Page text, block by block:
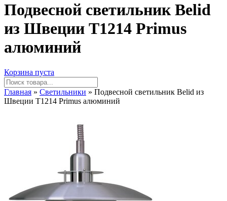
Подвесной светильник Belid
из Швеции T1214 Primus
алюминий
Корзина пуста
Главная » Светильники » Подвесной светильник Belid из
Швеции T1214 Primus алюминий